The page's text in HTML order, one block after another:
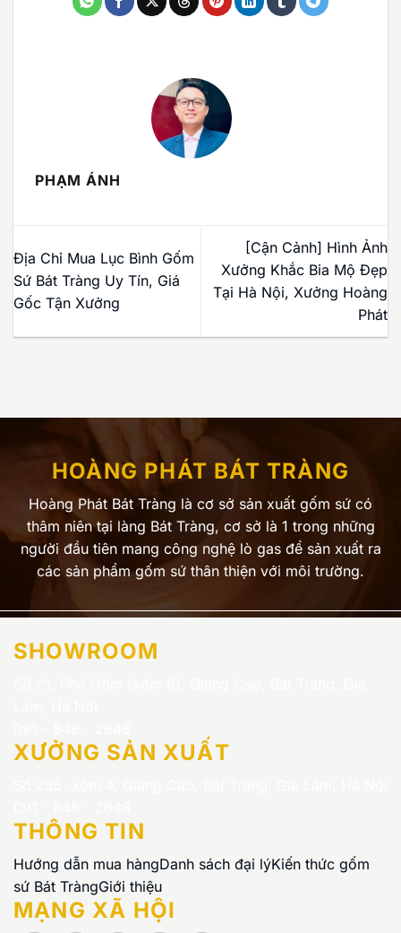
PHẠM ÁNH
Địa Chỉ Mua Lục Bình Gốm
Sứ Bát Tràng Uy Tín, Giá
Gốc Tận Xưởng
[Cận Cảnh] Hình Ảnh
Xưởng Khắc Bia Mộ Đẹp
Tại Hà Nội, Xưởng Hoàng
Phát
HOÀNG PHÁT BÁT TRÀNG
Hoàng Phát Bát Tràng là cơ sở sản xuất gốm sứ có
thâm niên tại làng Bát Tràng, cơ sở là 1 trong những
người đầu tiên mang công nghệ lò gas để sản xuất ra
các sản phẩm gốm sứ thân thiện với môi trường.
SHOWROOM
XƯỞNG SẢN XUẤT
THÔNG TIN
Hướng dẫn mua hàngDanh sách đại lýKiến thức gốm
sứ Bát TràngGiới thiệu
MẠNG XÃ HỘI